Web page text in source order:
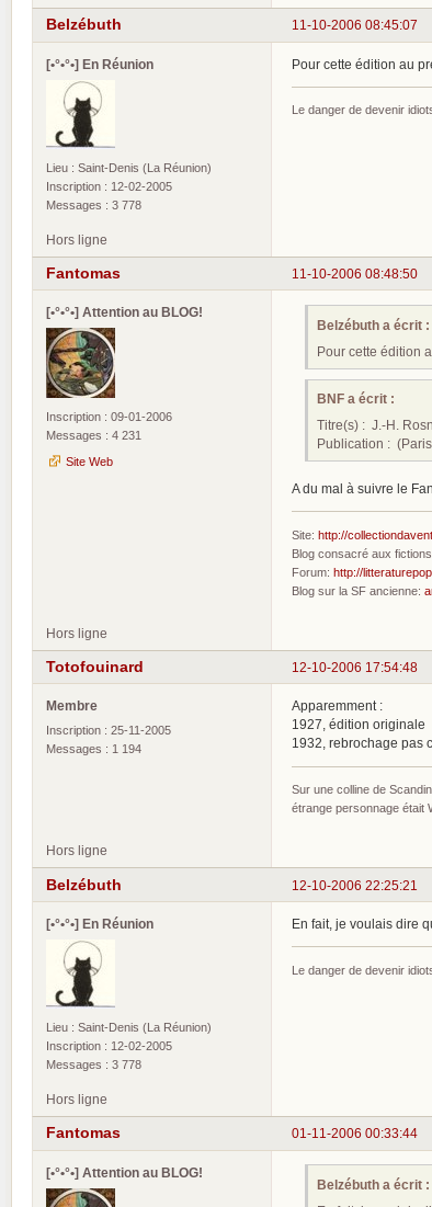
11-10-2006 08:45:07
Belzébuth
[•°•°•] En Réunion
Lieu : Saint-Denis (La Réunion)
Inscription : 12-02-2005
Messages : 3 778
Pour cette édition au
Le danger de devenir
Hors ligne
11-10-2006 08:48:50
Fantomas
[•°•°•] Attention au BLOG!
Inscription : 09-01-2006
Messages : 4 231
Site Web
Belzébuth a écrit :
Pour cette édition
BNF a écrit :
Titre(s) : J.-H.
Publication :
A du mal à suivre le
Site: http://
Blog consacré aux
Forum: http://
Blog sur la SF ancienne:
Hors ligne
12-10-2006 17:54:48
Totofouinard
Membre
Inscription : 25-11-2005
Messages : 1 194
Apparemment :
1927, édition originale
1932, rebrochage pas
Sur une colline de
étrange personnage était
Hors ligne
12-10-2006 22:25:21
Belzébuth
[•°•°•] En Réunion
Lieu : Saint-Denis (La Réunion)
Inscription : 12-02-2005
Messages : 3 778
En fait, je voulais dire
Le danger de devenir
Hors ligne
01-11-2006 00:33:44
Fantomas
[•°•°•] Attention au BLOG!
Belzébuth a écrit :